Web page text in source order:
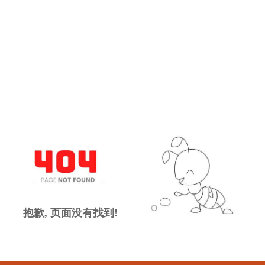
抱歉, 页面没有找到!